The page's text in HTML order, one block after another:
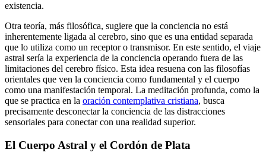
existencia.
Otra teoría, más filosófica, sugiere que la conciencia no está
inherentemente ligada al cerebro, sino que es una entidad separada
que lo utiliza como un receptor o transmisor. En este sentido, el viaje
astral sería la experiencia de la conciencia operando fuera de las
limitaciones del cerebro físico. Esta idea resuena con las filosofías
orientales que ven la conciencia como fundamental y el cuerpo
como una manifestación temporal. La meditación profunda, como la
que se practica en la oración contemplativa cristiana, busca
precisamente desconectar la conciencia de las distracciones
sensoriales para conectar con una realidad superior.
El Cuerpo Astral y el Cordón de Plata